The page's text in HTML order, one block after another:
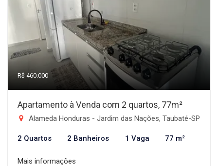
R$ 460.000
Apartamento à Venda com 2 quartos, 77m²
Alameda Honduras - Jardim das Nações, Taubaté-SP
2 Quartos 2 Banheiros 1 Vaga 77 m²
Mais informações